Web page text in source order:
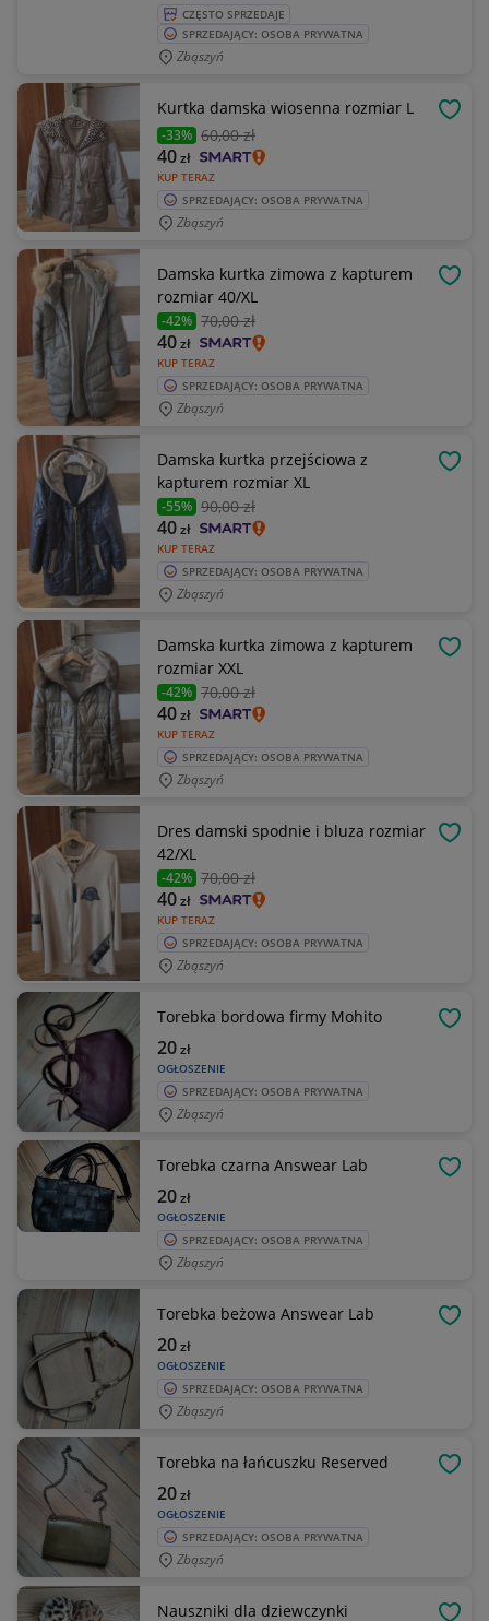
CZĘSTO SPRZEDAJE
SPRZEDAJĄCY: OSOBA PRYWATNA
Zbąszyń
Kurtka damska wiosenna rozmiar L
-33% 60,00 zł
KUP TERAZ
40zł
SPRZEDAJĄCY: OSOBA PRYWATNA
Zbąszyń
Damska kurtka zimowa z kapturem
rozmiar 40/XL
-42% 70,00 zł
KUP TERAZ
40zł
SPRZEDAJĄCY: OSOBA PRYWATNA
Zbąszyń
Damska kurtka przejściowa z
kapturem rozmiar XL
-55% 90,00 zł
KUP TERAZ
40zł
SPRZEDAJĄCY: OSOBA PRYWATNA
Zbąszyń
Damska kurtka zimowa z kapturem
rozmiar XXL
-42% 70,00 zł
KUP TERAZ
40zł
SPRZEDAJĄCY: OSOBA PRYWATNA
Zbąszyń
Dres damski spodnie i bluza rozmiar
42/XL
-42% 70,00 zł
KUP TERAZ
40zł
SPRZEDAJĄCY: OSOBA PRYWATNA
Zbąszyń
Torebka bordowa firmy Mohito
OGŁOSZENIE
20zł
SPRZEDAJĄCY: OSOBA PRYWATNA
Zbąszyń
Torebka czarna Answear Lab
OGŁOSZENIE
20zł
SPRZEDAJĄCY: OSOBA PRYWATNA
Zbąszyń
Torebka beżowa Answear Lab
OGŁOSZENIE
20zł
SPRZEDAJĄCY: OSOBA PRYWATNA
Zbąszyń
Torebka na łańcuszku Reserved
OGŁOSZENIE
20zł
SPRZEDAJĄCY: OSOBA PRYWATNA
Zbąszyń
Nauszniki dla dziewczynki